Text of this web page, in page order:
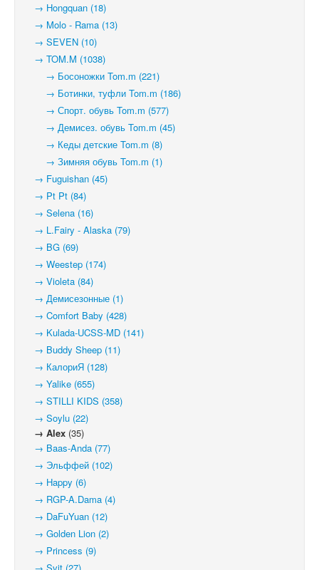
→ Hongquan (18)
→ Molo - Rama (13)
→ SEVEN (10)
→ TOM.M (1038)
→ Босоножки Tom.m (221)
→ Ботинки, туфли Tom.m (186)
→ Спорт. обувь Tom.m (577)
→ Демисез. обувь Tom.m (45)
→ Кеды детские Tom.m (8)
→ Зимняя обувь Tom.m (1)
→ Fuguishan (45)
→ Pt Pt (84)
→ Selena (16)
→ L.Fairy - Alaska (79)
→ BG (69)
→ Weestep (174)
→ Violeta (84)
→ Демисезонные (1)
→ Comfort Baby (428)
→ Kulada-UCSS-MD (141)
→ Buddy Sheep (11)
→ КалориЯ (128)
→ Yalike (655)
→ STILLI KIDS (358)
→ Soylu (22)
→ Alex (35)
→ Baas-Anda (77)
→ Эльффей (102)
→ Happy (6)
→ RGP-A.Dama (4)
→ DaFuYuan (12)
→ Golden Lion (2)
→ Princess (9)